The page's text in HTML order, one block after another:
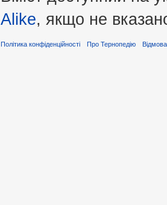
Alike, якщо не
Політика конфіденційності Про Тернопедію Відмова